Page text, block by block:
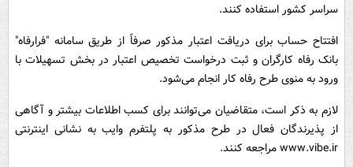
سراسر کشور استفاده کنند.
افتتاح حساب برای دریافت اعتبار مذکور صرفاً از طریق سامانه "فرارفاه"
بانک رفاه کارگران و ثبت درخواست تخصیص اعتبار در بخش تسهیلات با
ورود به منوی طرح رفاه کار انجام می‌شود.
لازم به ذکر است، متقاضیان می‌توانند برای کسب اطلاعات بیشتر و آگاهی
از پذیرندگان فعال در طرح مذکور به پلتفرم وایب به نشانی اینترنتی
www.vibe.ir مراجعه کنند.